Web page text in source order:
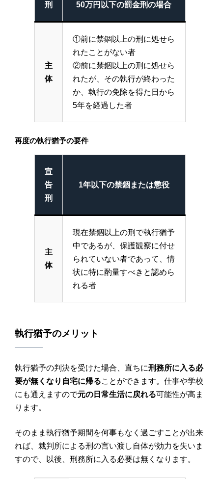
刑
50万円以下の罰金刑の場合
主
体
①前に禁錮以上の刑に処せら
れたことがない者
②前に禁錮以上の刑に処せら
れたが、その執行が終わった
か、執行の免除を得た日から
5年を経過した者
再度の執行猶予の要件
宣
告
刑
1年以下の禁錮または懲役
主
体
現在禁錮以上の刑で執行猶予
中であるが、保護観察に付せ
られていない者であって、情
状に特に酌量すべきと認めら
れる者
執行猶予のメリット
執行猶予の判決を受けた場合、直ちに刑務所に入る必
要が無くなり自宅に帰ることができます。仕事や学校
にも通えますので元の日常生活に戻れる可能性が高ま
ります。
そのまま執行猶予期間を何事もなく過ごすことが出来
れば、裁判所による刑の言い渡し自体が効力を失いま
すので、以後、刑務所に入る必要は無くなります。